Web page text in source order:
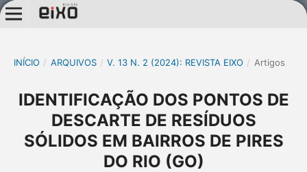
INÍCIO / ARQUIVOS / V. 13 N. 2 (2024): REVISTA EIXO / Artigos
IDENTIFICAÇÃO DOS PONTOS DE
DESCARTE DE RESÍDUOS
SÓLIDOS EM BAIRROS DE PIRES
DO RIO (GO)